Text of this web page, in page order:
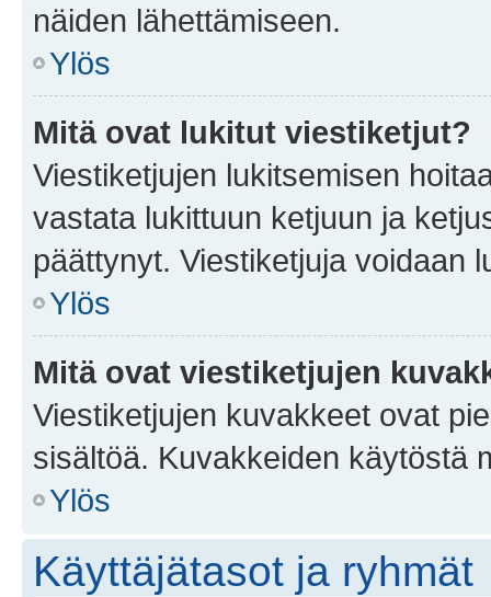
näiden lähettämiseen.
Ylös
Mitä ovat lukitut viestiketjut?
Viestiketjujen lukitsemisen
vastata lukittuun ketjuun ja
päättynyt. Viestiketjuja voidaan
Ylös
Mitä ovat viestiketjujen
Viestiketjujen kuvakkeet ovat
sisältöä. Kuvakkeiden käytöstä
Ylös
Käyttäjätasot ja ryhmät